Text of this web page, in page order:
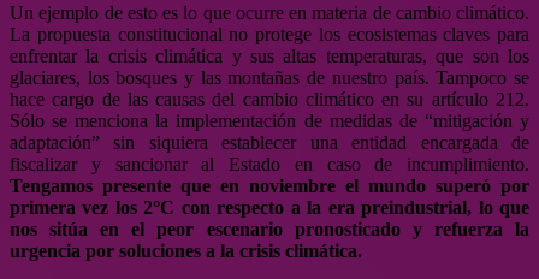
Un ejemplo de esto es lo que ocurre en materia de cambio climático.
La propuesta constitucional no protege los ecosistemas claves para
enfrentar la crisis climática y sus altas temperaturas, que son los
glaciares, los bosques y las montañas de nuestro país. Tampoco se
hace cargo de las causas del cambio climático en su artículo 212.
Sólo se menciona la implementación de medidas de “mitigación y
adaptación” sin siquiera establecer una entidad encargada de
fiscalizar y sancionar al Estado en caso de incumplimiento.
Tengamos presente que en noviembre el mundo superó por
primera vez los 2°C con respecto a la era preindustrial, lo que
nos sitúa en el peor escenario pronosticado y refuerza la
urgencia por soluciones a la crisis climática.